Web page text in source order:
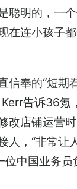
聪明的，一
在连小孩子
信奉的“短期
告诉36氪
改店铺运营
人，“非常让
位中国业务员